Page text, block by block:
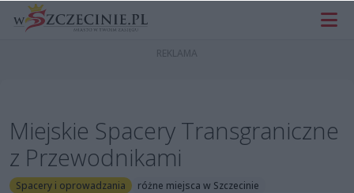
Miejskie Spacery Transgraniczne
z Przewodnikami
Spacery i oprowadzania
różne miejsca w Szczecinie